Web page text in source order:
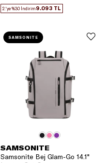
2.'ye %30 İndirim9.093 TL
SAMSONITE
Samsonite Bej Glam-Go 14.1"
SAMSONITE